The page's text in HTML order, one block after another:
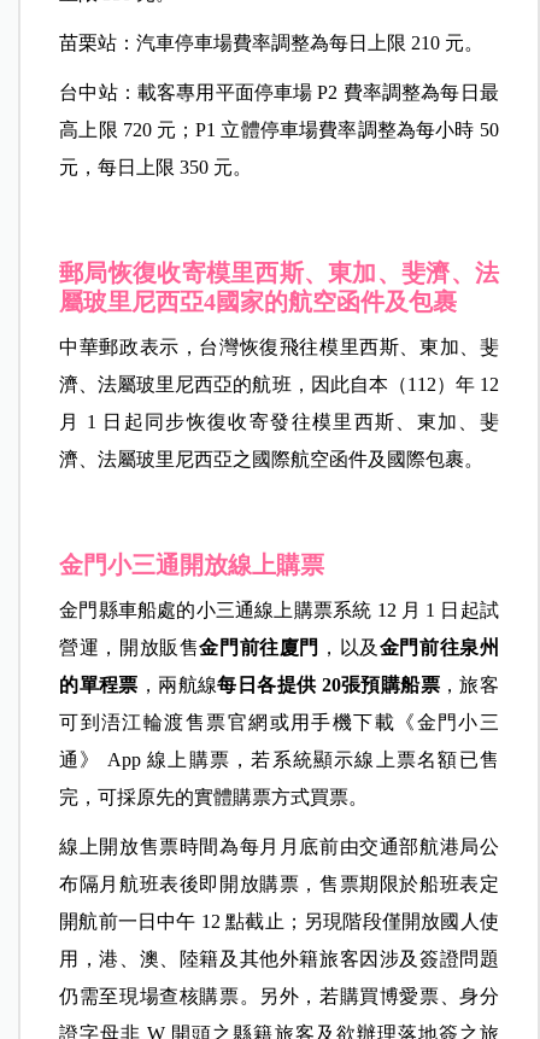
苗栗站：汽車停車場費率調整為每日上限 210 元。
台中站：載客專用平面停車場 P2 費率調整為每日最
高上限 720 元；P1 立體停車場費率調整為每小時 50
元，每日上限 350 元。
郵局恢復收寄模里西斯、東加、斐濟、法
屬玻里尼西亞4國家的航空函件及包裹
中華郵政表示，台灣恢復飛往模里西斯、東加、斐
濟、法屬玻里尼西亞的航班，因此自本（112）年 12
月 1 日起同步恢復收寄發往模里西斯、東加、斐
濟、法屬玻里尼西亞之國際航空函件及國際包裹。
金門小三通開放線上購票
金門縣車船處的小三通線上購票系統 12 月 1 日起試
營運，開放販售金門前往廈門 ，以及 金門前往泉州
的單程票 ，兩航線每日各提供 20張預購船票 ，旅客
可到浯江輪渡售票官網或用手機下載《金門小三
通》 App 線上購票，若系統顯示線上票名額已售
完，可採原先的實體購票方式買票。
線上開放售票時間為每月月底前由交通部航港局公
布隔月航班表後即開放購票，售票期限於船班表定
開航前一日中午 12 點截止；另現階段僅開放國人使
用，港、澳、陸籍及其他外籍旅客因涉及簽證問題
仍需至現場查核購票。另外，若購買博愛票、身分
證字母非 W 開頭之縣籍旅客及欲辦理落地簽之旅